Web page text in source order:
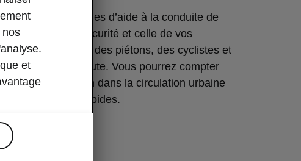
équipé de systèmes d’aide à la conduite de
assurent votre sécurité et celle de vos
mais aussi celle des piétons, des cyclistes et
usagers de la route. Vous pourrez compter
aussi bien dans la circulation urbaine
sur les voies rapides.
nos
et